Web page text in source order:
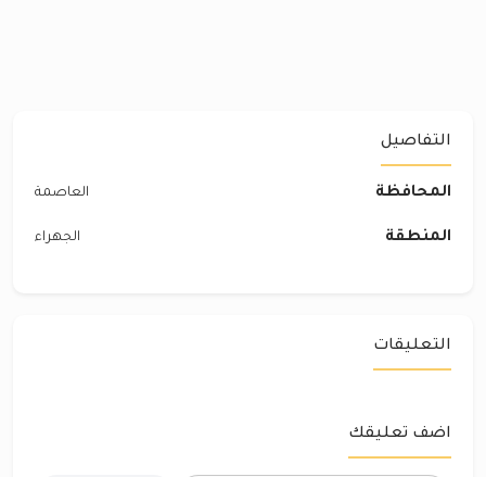
التفاصيل
المحافظة العاصمة
المنطقة الجهراء
التعليقات
اضف تعليقك